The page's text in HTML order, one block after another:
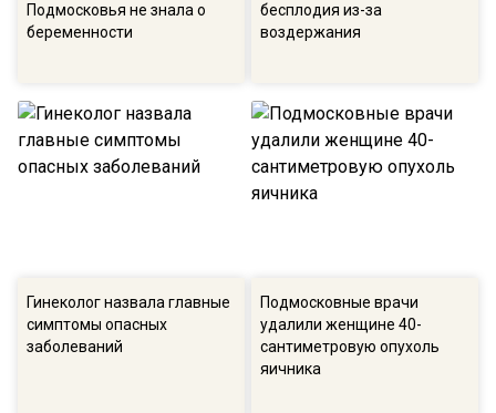
Подмосковья не знала о
беременности
бесплодия из-за
воздержания
Гинеколог назвала главные
симптомы опасных
заболеваний
Подмосковные врачи
удалили женщине 40-
сантиметровую опухоль
яичника